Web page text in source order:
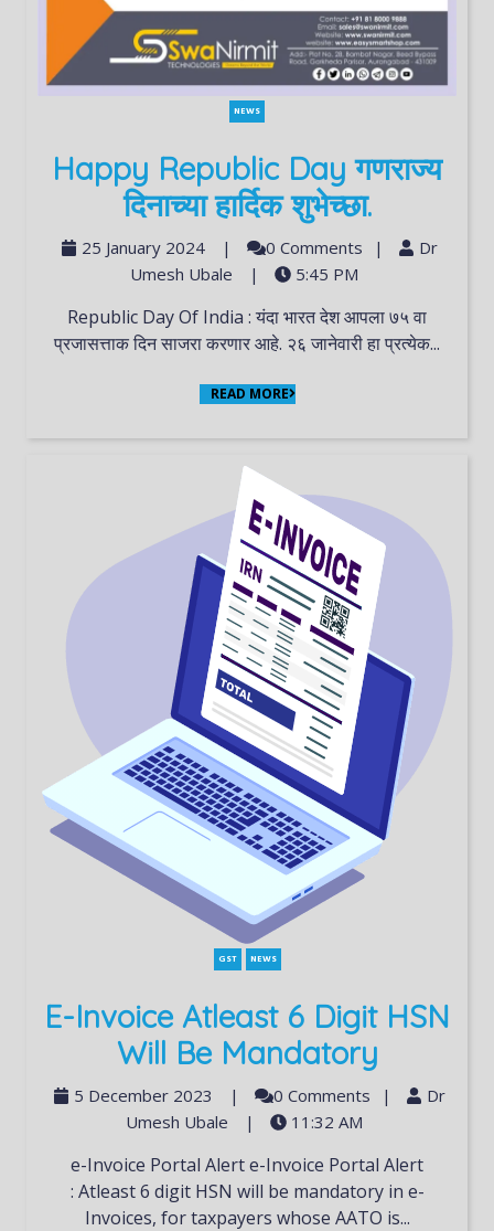
NEWS
Happy Republic Day गणराज्य
दिनाच्या हार्दिक शुभेच्छा.
25 January 2024 | 0 Comments |
Dr
Umesh Ubale
| 5:45 PM
Republic Day Of India : यंदा भारत देश आपला ७५ वा
प्रजासत्ताक दिन साजरा करणार आहे. २६ जानेवारी हा प्रत्येक...
READ MORE
GST NEWS
E-Invoice Atleast 6 Digit HSN
Will Be Mandatory
5 December 2023 | 0 Comments |
Dr
Umesh Ubale
| 11:32 AM
e-Invoice Portal Alert e-Invoice Portal Alert
: Atleast 6 digit HSN will be mandatory in e-
Invoices, for taxpayers whose AATO is...